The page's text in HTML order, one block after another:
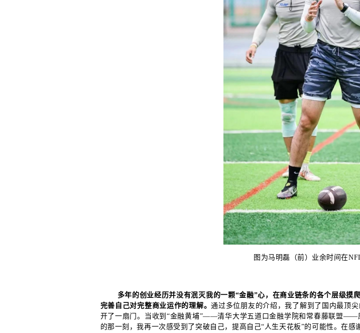
图为马明磊（前）业余时间在
多年的创业经历并没有泯灭我的一颗“金融”心，在商业链条的各个层级
完善自己对完整商业运作的理解。通过多位朋友的介绍，我了解到了国内最顶
开了一扇门。当收到“金融黄埔”——清华大学五道口金融学院和常春藤联盟——
的那一刻，我再一次感受到了突破自己，提高自己“人生天花板”的可能性。在